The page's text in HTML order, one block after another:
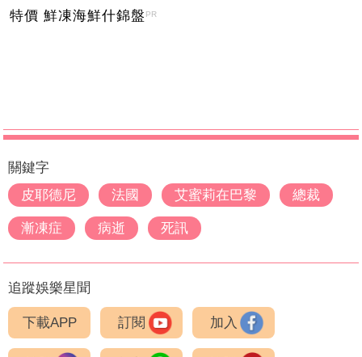
特價 鮮凍海鮮什錦盤 PR
關鍵字
皮耶德尼
法國 艾蜜莉在巴黎 總裁
漸凍症 病逝 死訊
追蹤娛樂星聞
下載APP 訂閱 加入